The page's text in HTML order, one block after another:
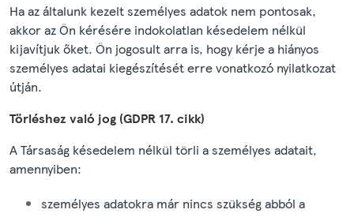
Ha az általunk kezelt személyes adatok nem pontosak,
akkor az Ön kérésére indokolatlan késedelem nélkül
kijavítjuk őket. Ön jogosult arra is, hogy kérje a hiányos
személyes adatai kiegészítését erre vonatkozó nyilatkozat
útján.
Törléshez való jog (GDPR 17. cikk)
A Társaság késedelem nélkül törli a személyes adatait,
amennyiben:
személyes adatokra már nincs szükség abból a